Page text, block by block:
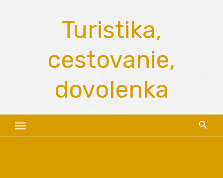
Turistika,
cestovanie,
dovolenka